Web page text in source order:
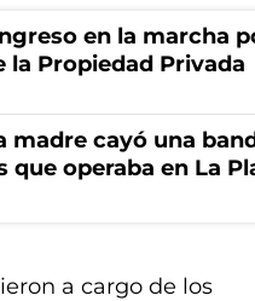
en la marcha
la Propiedad Privada
madre cayó una
operaba en La
a cargo de los